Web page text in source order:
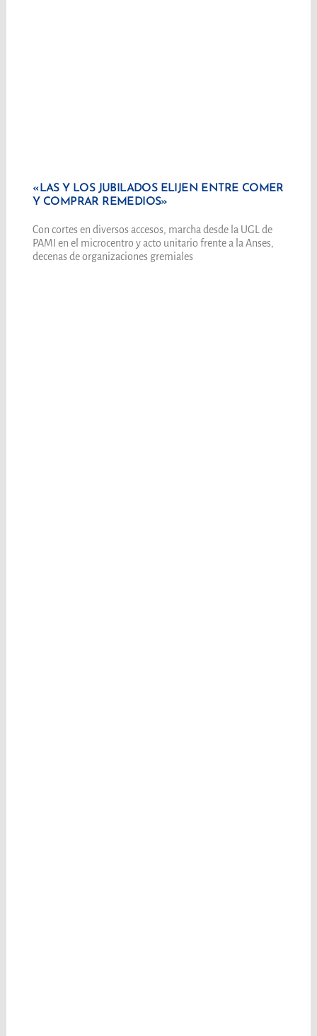
«LAS Y LOS JUBILADOS ELIJEN ENTRE COMER
Y COMPRAR REMEDIOS»
Con cortes en diversos accesos, marcha desde la UGL de
PAMI en el microcentro y acto unitario frente a la Anses,
decenas de organizaciones gremiales